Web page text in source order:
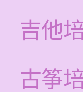
吉他
古筝